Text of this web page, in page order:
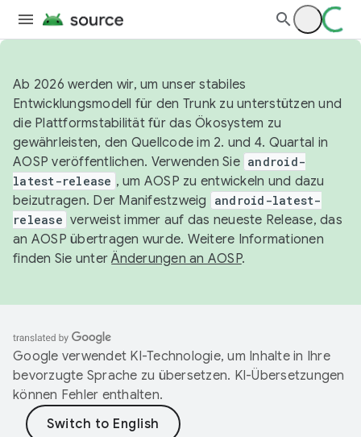
Ab 2026 werden wir, um unser stabiles
Entwicklungsmodell für den Trunk zu unterstützen und
die Plattformstabilität für das Ökosystem zu
gewährleisten, den Quellcode im 2. und 4. Quartal in
AOSP veröffentlichen. Verwenden Sie android-
latest-release , um AOSP zu entwickeln und dazu
beizutragen. Der Manifestzweig
android-latest-
release verweist immer auf das neueste Release, das
an AOSP übertragen wurde. Weitere Informationen
finden Sie unterÄnderungen an AOSP.
Google verwendet KI-Technologie, um Inhalte in Ihre
bevorzugte Sprache zu übersetzen. KI-Übersetzungen
können Fehler enthalten.